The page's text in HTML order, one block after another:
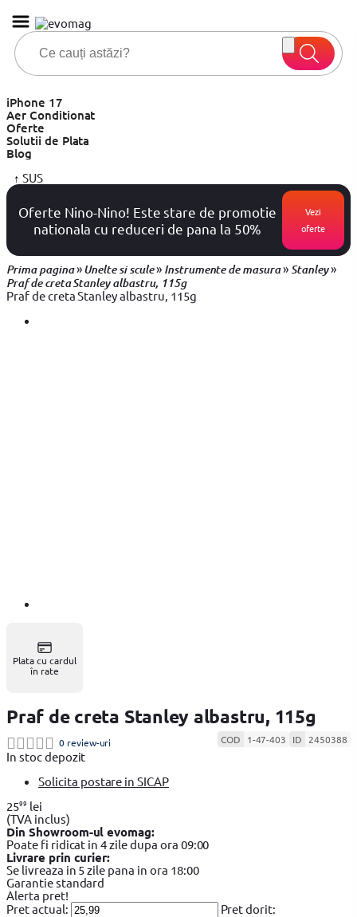
iPhone 17
Aer Conditionat
Oferte
Solutii de Plata
Blog
↑ SUS
Oferte Nino-Nino! Este stare de promotie
nationala cu reduceri de pana la 50%
Vezi
oferte
Prima pagina»Unelte si scule» Instrumente de masura»Stanley»
Praf de creta Stanley albastru, 115g
Praf de creta Stanley albastru, 115g
Plata cu cardul
în rate
Praf de creta Stanley albastru, 115g
0 review-uri COD 1-47-403 ID 2450388
In stoc depozit
Solicita postare in SICAP
2599 lei
(TVA inclus)
Din Showroom-ul evomag:
Poate fi ridicat in 4 zile dupa ora 09:00
Livrare prin curier:
Se livreaza in 5 zile pana in ora 18:00
Garantie standard
Alerta pret!
Pret actual:
Pret dorit: